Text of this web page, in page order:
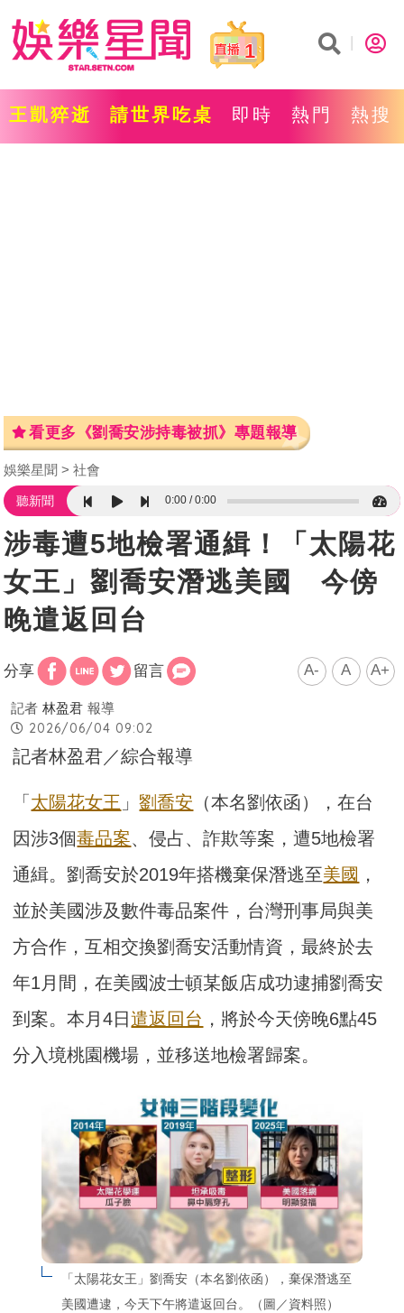
1
王凱猝逝 請世界吃桌 即時 熱門 熱搜
看更多《劉喬安涉持毒被抓》專題報導
娛樂星聞 社會
聽新聞 0:00 0:00
涉毒遭5地檢署通緝！「太陽花
女王」劉喬安潛逃美國 今傍
晚遣返回台
分享 留言 A- A A+
記者 林盈君 報導
2026/06/04 09:02
記者林盈君／綜合報導
「 太陽花女王 」劉喬安 （本名劉依函），在台
因涉3個毒品案、侵占、詐欺等案，遭5地檢署
通緝。劉喬安於2019年搭機棄保潛逃至美國 ，
並於美國涉及數件毒品案件，台灣刑事局與美
方合作，互相交換劉喬安活動情資，最終於去
年1月間，在美國波士頓某飯店成功逮捕劉喬安
到案。本月4日遣返回台 ，將於今天傍晚6點45
分入境桃園機場，並移送地檢署歸案。
「太陽花女王」劉喬安（本名劉依函），棄保潛逃至
美國遭逮，今天下午將遣返回台。（圖／資料照）